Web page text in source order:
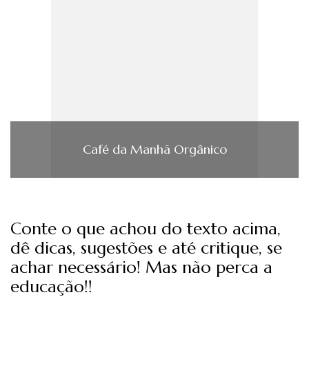
Café da Manhã Orgânico
Conte o que achou do texto acima,
dê dicas, sugestões e até critique, se
achar necessário! Mas não perca a
educação!!